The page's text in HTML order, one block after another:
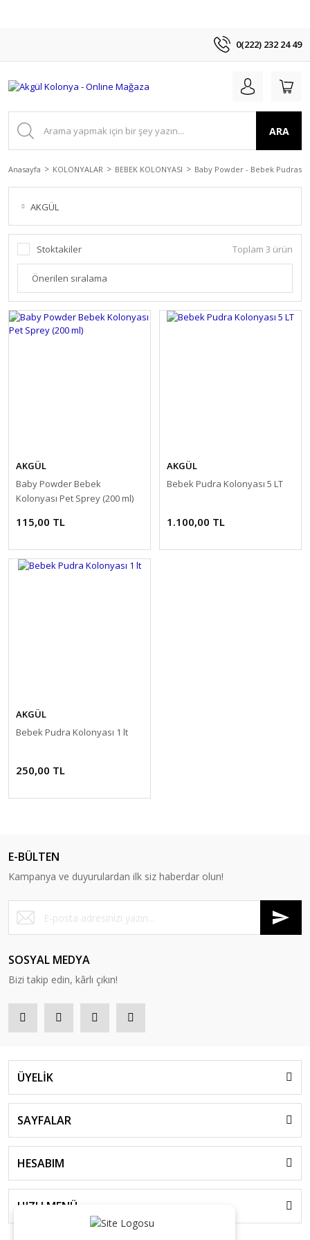
0(222) 232 24 49
ARA
Anasayfa KOLONYALAR BEBEK KOLONYASI Baby Powder - Bebek Pudrası
AKGÜL
Stoktakiler Toplam 3 ürün
AKGÜL
Baby Powder Bebek
Kolonyası Pet Sprey (200 ml)
115,00 TL
AKGÜL
Bebek Pudra Kolonyası 5 LT
1.100,00 TL
AKGÜL
Bebek Pudra Kolonyası 1 lt
250,00 TL
E-BÜLTEN
Kampanya ve duyurulardan ilk siz haberdar olun!
SOSYAL MEDYA
Bizi takip edin, kârlı çıkın!
ÜYELİK
SAYFALAR
HESABIM
HIZLI MENÜ